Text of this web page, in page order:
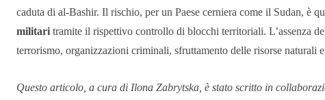
caduta di al-Bashir. Il rischio, per un Paese cerniera come il Sudan, è
militari tramite il rispettivo controllo di blocchi territoriali. L’assenza
terrorismo, organizzazioni criminali, sfruttamento delle risorse naturali
Questo articolo, a cura di Ilona Zabrytska, è stato scritto in